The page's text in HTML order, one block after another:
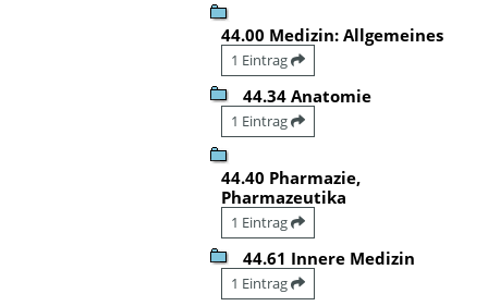
44.00 Medizin: Allgemeines
1 Eintrag
44.34 Anatomie
1 Eintrag
44.40 Pharmazie,
Pharmazeutika
1 Eintrag
44.61 Innere Medizin
1 Eintrag